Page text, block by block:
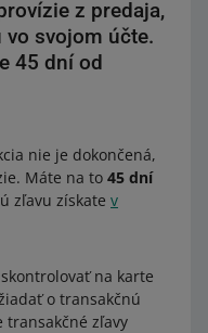
z predaja,
svojom účte.
45 dní od
nie je dokončená,
Máte na to 45 dní
zľavu získate v
na karte
o transakčnú
transakčné zľavy